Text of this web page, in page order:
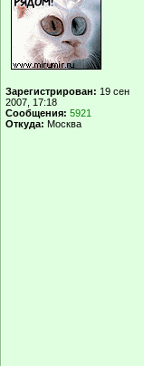
Зарегистрирован: 19 сен
2007, 17:18
Сообщения: 5921
Откуда: Москва